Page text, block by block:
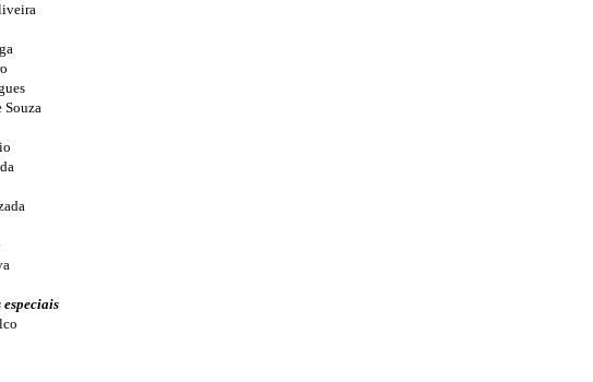
Souza